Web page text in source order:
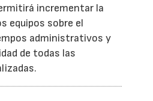
incrementar la
equipos sobre el
administrativos y
de todas las